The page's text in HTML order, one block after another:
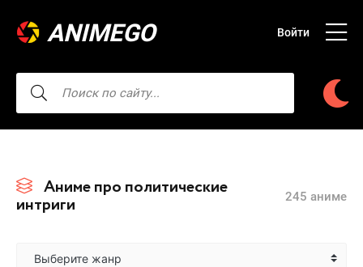
ANIMEGO Войти
Аниме про политические
интриги 245 аниме
Выберите жанр